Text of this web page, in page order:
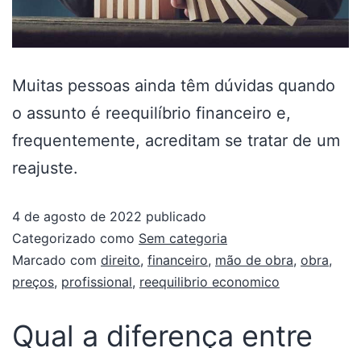
Muitas pessoas ainda têm dúvidas quando
o assunto é reequilíbrio financeiro e,
frequentemente, acreditam se tratar de um
reajuste.
4 de agosto de 2022 publicado
Categorizado como Sem categoria
Marcado com direito, financeiro, mão de obra, obra,
preços, profissional, reequilibrio economico
Qual a diferença entre